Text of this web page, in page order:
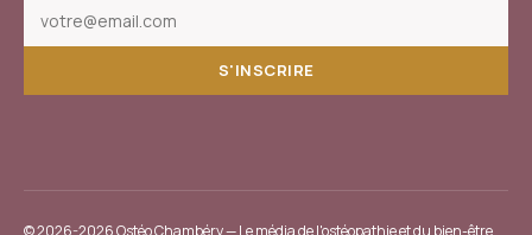
S'INSCRIRE
© 2026-2026 Ostéo Chambéry — Le média de l'ostéopathie et du bien-être